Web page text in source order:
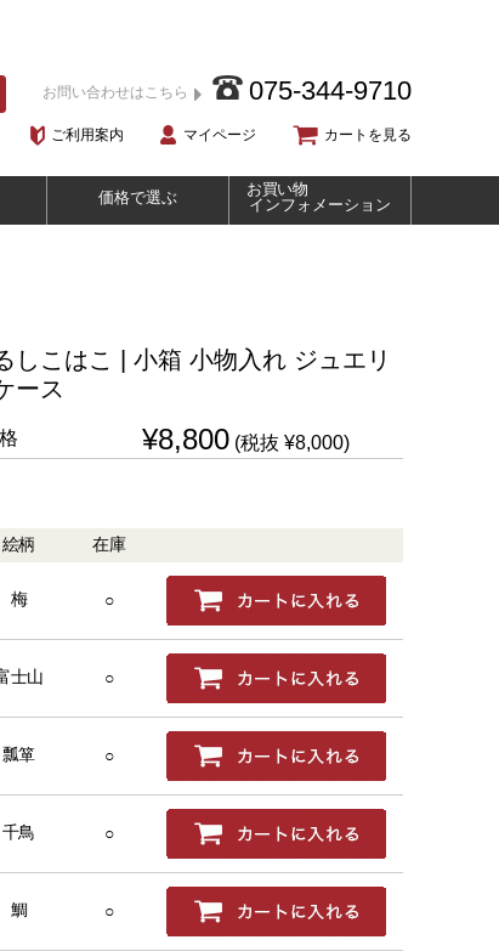
お問い合わせはこちら 075-344-9710
ご利用案内 マイページ カートを見る
価格で選ぶ
お買い物
インフォメーション
しこはこ | 小箱 小物入れ ジュエリ
ース
¥8,800 (税抜 ¥8,000)
絵柄 在庫
梅 ○
士山 ○
瓢箪 ○
千鳥 ○
鯛 ○